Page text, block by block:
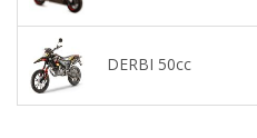
DERBI 50cc